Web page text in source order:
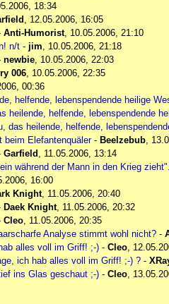
18:34
, 12.05.2006, 16:05
Anti-Humorist, 10.05.2006, 21:10
n/t - jim, 10.05.2006, 21:18
newbie, 10.05.2006, 22:03
006, 10.05.2006, 22:35
00:36
helfende, lebenspendende heilige
heilende, helfende, lebenspendende
das heilende, helfende,
beim Elefantenquäler- Beelzebub,
Garfield , 11.05.2006, 13:14
während der Mann in den Krieg
16:00
Knight, 11.05.2006, 20:40
Daek Knight, 11.05.2006, 20:32
Cleo, 11.05.2006, 20:35
Analyse stimmt wohl nicht? -
alles voll im Griff! ;-) - Cleo,
ich hab alles voll im Griff! ;-) ? -
ins Glas geschaut ;-) - Cleo,